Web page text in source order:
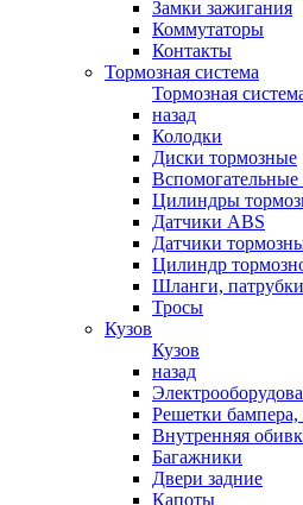
Замки зажигания
Коммутаторы
Контакты
Тормозная система
Тормозная
назад
Колодки
Диски тормозные
Вспомогательные
Цилиндры
Датчики ABS
Датчики
Цилиндр
Шланги, патрубки
Тросы
Кузов
Кузов
назад
Решетки бампера,
Внутренняя
Багажники
Двери задние
Капоты